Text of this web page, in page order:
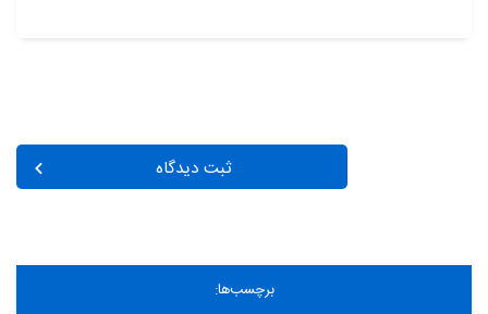
ثبت دیدگاه
برچسب‌ها: